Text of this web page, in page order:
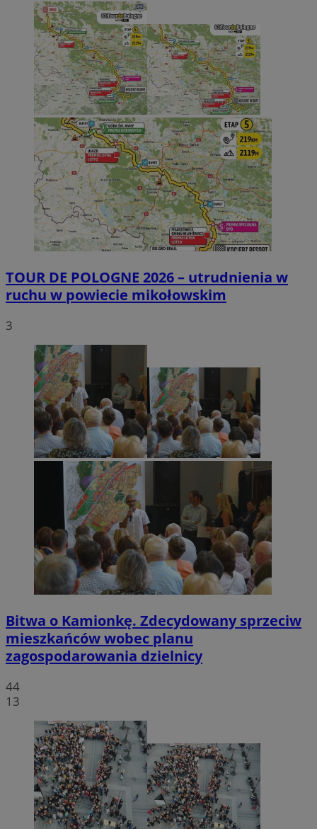
TOUR DE POLOGNE 2026 – utrudnienia w
ruchu w powiecie mikołowskim
3
Bitwa o Kamionkę. Zdecydowany sprzeciw
mieszkańców wobec planu
zagospodarowania dzielnicy
44
13